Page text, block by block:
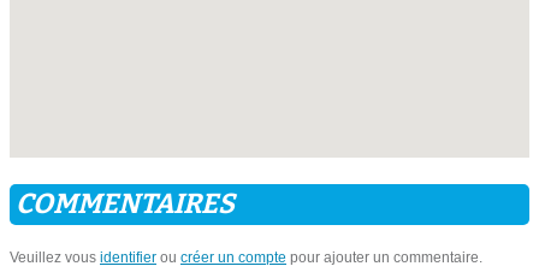
COMMENTAIRES
Veuillez vous identifier ou créer un compte pour ajouter un commentaire.